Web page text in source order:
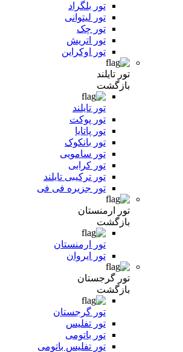
تور بلگراد
تور لیتوانی
تور چک
تور اتریش
تور اوکراین
تور تایلند
بازگشت
تور تایلند
تور پوکت
تور پاتایا
تور بانکوک
تور سامویی
تور کرابی
تور ترکیبی تایلند
تور جزیره فی فی
تور ارمنستان
بازگشت
تور ارمنستان
تور ایروان
تور گرجستان
بازگشت
تور گرجستان
تور تفلیس
تور باتومی
تور تفلیس باتومی